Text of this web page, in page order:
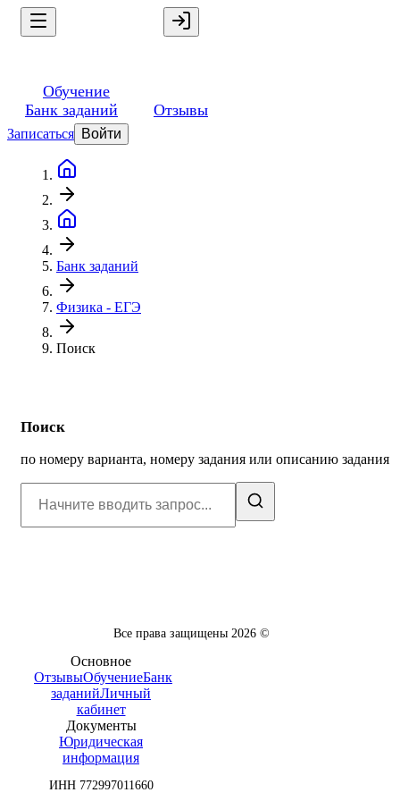
Обучение
Банк заданий
Отзывы
Записаться Войти
Банк заданий
Физика - ЕГЭ
Поиск
Поиск
по номеру варианта, номеру задания или описанию задания
Все права защищены 2026 ©
Основное
ОтзывыОбучениеБанк
заданийЛичный
кабинет
Документы
Юридическая
информация
ИНН 772997011660